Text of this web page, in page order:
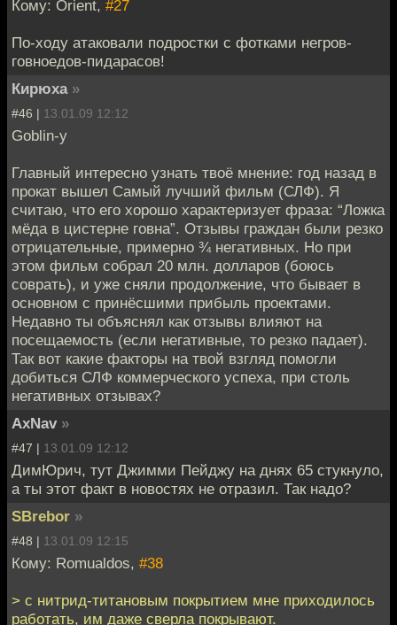
Кому: Orient, #27
По-ходу атаковали подростки с фотками негров-
говноедов-пидарасов!
Кирюха »
#46 | 13.01.09 12:12
Goblin-y
Главный интересно узнать твоё мнение: год назад в
прокат вышел Самый лучший фильм (СЛФ). Я
считаю, что его хорошо характеризует фраза: “Ложка
мёда в цистерне говна”. Отзывы граждан были резко
отрицательные, примерно ¾ негативных. Но при
этом фильм собрал 20 млн. долларов (боюсь
соврать), и уже сняли продолжение, что бывает в
основном с принёсшими прибыль проектами.
Недавно ты объяснял как отзывы влияют на
посещаемость (если негативные, то резко падает).
Так вот какие факторы на твой взгляд помогли
добиться СЛФ коммерческого успеха, при столь
негативных отзывах?
AxNav »
#47 | 13.01.09 12:12
ДимЮрич, тут Джимми Пейджу на днях 65 стукнуло,
а ты этот факт в новостях не отразил. Так надо?
SBrebor »
#48 | 13.01.09 12:15
Кому: Romualdos, #38
> с нитрид-титановым покрытием мне приходилось
работать, им даже сверла покрывают.